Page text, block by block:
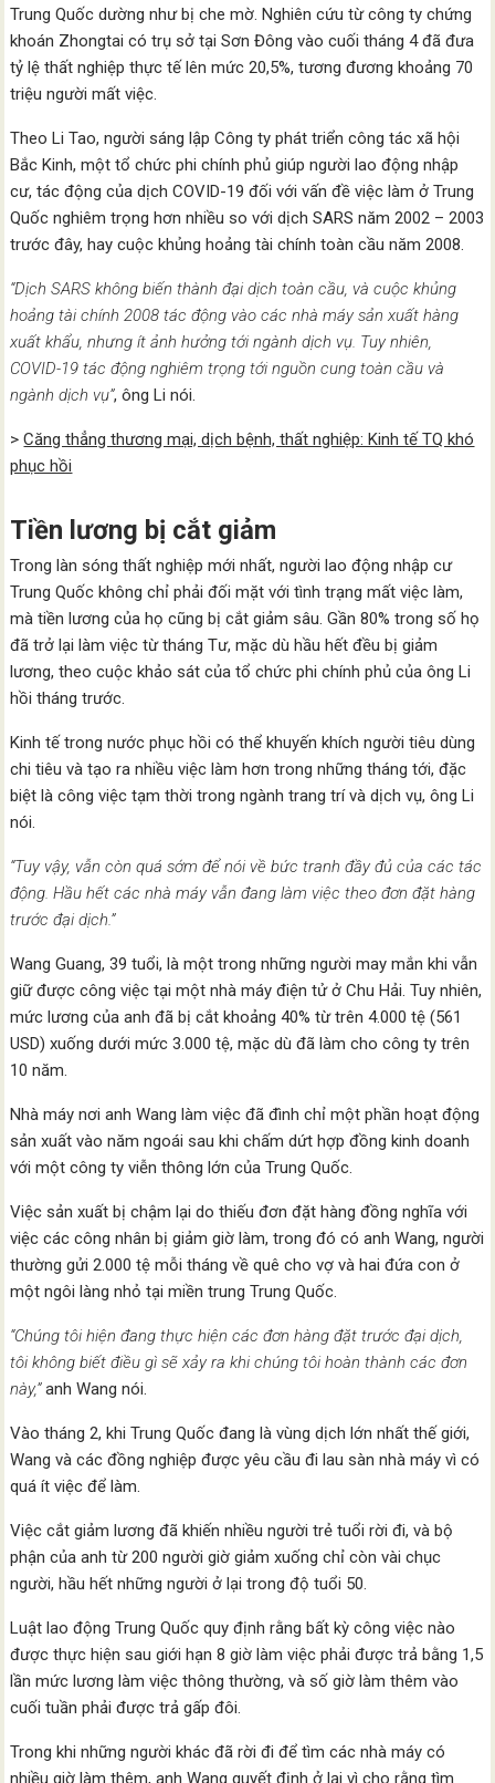
Trung Quốc dường như bị che mờ. Nghiên cứu từ công ty chứng
khoán Zhongtai có trụ sở tại Sơn Đông vào cuối tháng 4 đã đưa
tỷ lệ thất nghiệp thực tế lên mức 20,5%, tương đương khoảng 70
triệu người mất việc.
Theo Li Tao, người sáng lập Công ty phát triển công tác xã hội
Bắc Kinh, một tổ chức phi chính phủ giúp người lao động nhập
cư, tác động của dịch COVID-19 đối với vấn đề việc làm ở Trung
Quốc nghiêm trọng hơn nhiều so với dịch SARS năm 2002 – 2003
trước đây, hay cuộc khủng hoảng tài chính toàn cầu năm 2008.
“Dịch SARS không biến thành đại dịch toàn cầu, và cuộc khủng
hoảng tài chính 2008 tác động vào các nhà máy sản xuất hàng
xuất khẩu, nhưng ít ảnh hưởng tới ngành dịch vụ. Tuy nhiên,
COVID-19 tác động nghiêm trọng tới nguồn cung toàn cầu và
ngành dịch vụ”, ông Li nói.
>Căng thẳng thương mại, dịch bệnh, thất nghiệp: Kinh tế TQ khó
phục hồi
Tiền lương bị cắt giảm
Trong làn sóng thất nghiệp mới nhất, người lao động nhập cư
Trung Quốc không chỉ phải đối mặt với tình trạng mất việc làm,
mà tiền lương của họ cũng bị cắt giảm sâu. Gần 80% trong số họ
đã trở lại làm việc từ tháng Tư, mặc dù hầu hết đều bị giảm
lương, theo cuộc khảo sát của tổ chức phi chính phủ của ông Li
hồi tháng trước.
Kinh tế trong nước phục hồi có thể khuyến khích người tiêu dùng
chi tiêu và tạo ra nhiều việc làm hơn trong những tháng tới, đặc
biệt là công việc tạm thời trong ngành trang trí và dịch vụ, ông Li
nói.
“Tuy vậy, vẫn còn quá sớm để nói về bức tranh đầy đủ của các tác
động. Hầu hết các nhà máy vẫn đang làm việc theo đơn đặt hàng
trước đại dịch.”
Wang Guang, 39 tuổi, là một trong những người may mắn khi vẫn
giữ được công việc tại một nhà máy điện tử ở Chu Hải. Tuy nhiên,
mức lương của anh đã bị cắt khoảng 40% từ trên 4.000 tệ (561
USD) xuống dưới mức 3.000 tệ, mặc dù đã làm cho công ty trên
10 năm.
Nhà máy nơi anh Wang làm việc đã đình chỉ một phần hoạt động
sản xuất vào năm ngoái sau khi chấm dứt hợp đồng kinh doanh
với một công ty viễn thông lớn của Trung Quốc.
Việc sản xuất bị chậm lại do thiếu đơn đặt hàng đồng nghĩa với
việc các công nhân bị giảm giờ làm, trong đó có anh Wang, người
thường gửi 2.000 tệ mỗi tháng về quê cho vợ và hai đứa con ở
một ngôi làng nhỏ tại miền trung Trung Quốc.
“Chúng tôi hiện đang thực hiện các đơn hàng đặt trước đại dịch,
tôi không biết điều gì sẽ xảy ra khi chúng tôi hoàn thành các đơn
này,”anh Wang nói.
Vào tháng 2, khi Trung Quốc đang là vùng dịch lớn nhất thế giới,
Wang và các đồng nghiệp được yêu cầu đi lau sàn nhà máy vì có
quá ít việc để làm.
Việc cắt giảm lương đã khiến nhiều người trẻ tuổi rời đi, và bộ
phận của anh từ 200 người giờ giảm xuống chỉ còn vài chục
người, hầu hết những người ở lại trong độ tuổi 50.
Luật lao động Trung Quốc quy định rằng bất kỳ công việc nào
được thực hiện sau giới hạn 8 giờ làm việc phải được trả bằng 1,5
lần mức lương làm việc thông thường, và số giờ làm thêm vào
cuối tuần phải được trả gấp đôi.
Trong khi những người khác đã rời đi để tìm các nhà máy có
nhiều giờ làm thêm, anh Wang quyết định ở lại vì cho rằng tìm